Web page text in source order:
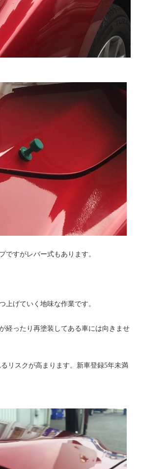
ですがレバー式もあります。
上げていく地味な作業です。
経ったり再塗装してある車には向きませ
リスクが高まります。新車登録5年未満